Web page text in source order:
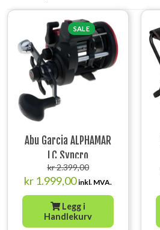
SALE
Abu Garcia ALPHAMAR
LC Syncro
kr2.399,00Opprinnelig
pris
kr 2.399,00.
kr 1.999,00Nåværende
er:
kr 1.999,00.
inkl. MVA.
Legg i
Handlekurv